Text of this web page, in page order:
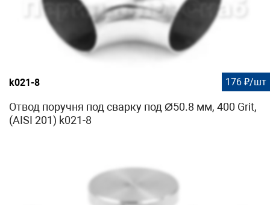
k021-8 176 ₽/шт
Отвод поручня под сварку под Ø50.8 мм, 400 Grit,
(AISI 201) k021-8